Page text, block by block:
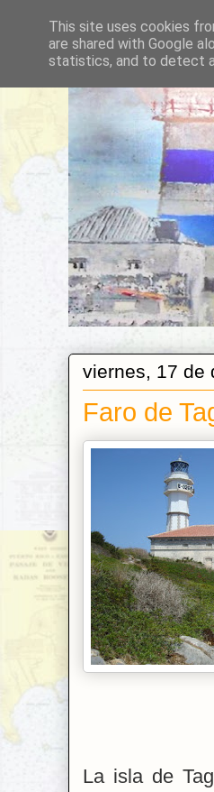
viernes, 17 de
Faro de
La isla de
This site uses cookies
are shared with Google
statistics, and to detect